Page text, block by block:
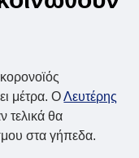
μέτρα. ΟΛευτέρης
τελικά θα
στα γήπεδα.